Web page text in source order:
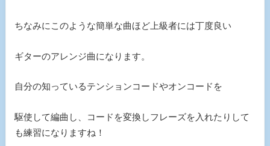
ちなみにこのような簡単な曲ほど上級者には丁度良い
ギターのアレンジ曲になります。
自分の知っているテンションコードやオンコードを
駆使して編曲し、コードを変換しフレーズを入れたりして
も練習になりますね！